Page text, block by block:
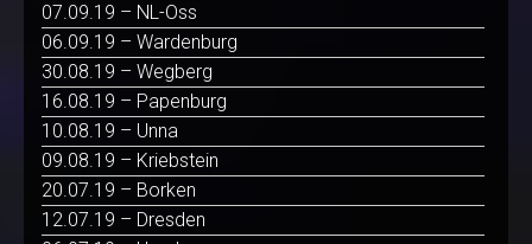
07.09.19 – NL-Oss
06.09.19 – Wardenburg
30.08.19 – Wegberg
16.08.19 – Papenburg
10.08.19 – Unna
09.08.19 – Kriebstein
20.07.19 – Borken
12.07.19 – Dresden